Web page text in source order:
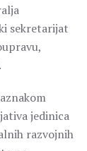
sekretarijat
jedinica
razvojnih